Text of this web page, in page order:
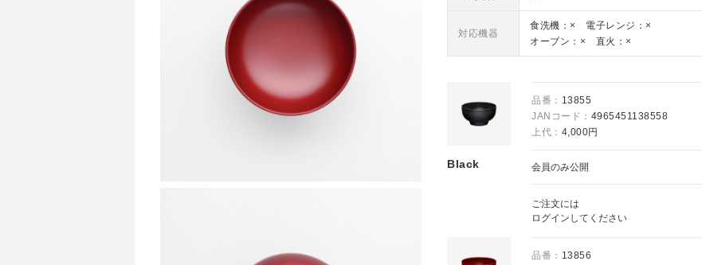
対応機器
食洗機：× 電子レンジ：×
オーブン：× 直火：×
Black
品番： 13855
JANコード： 4965451138558
上代： 4,000円
会員のみ公開
ご注文には
ログイン してください
品番： 13856